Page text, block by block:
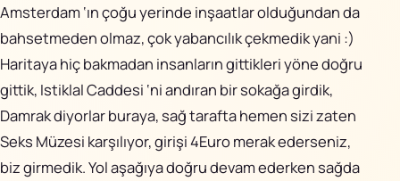
Amsterdam ‘ın çoğu yerinde inşaatlar olduğundan da
bahsetmeden olmaz, çok yabancılık çekmedik yani :)
Haritaya hiç bakmadan insanların gittikleri yöne doğru
gittik, Istiklal Caddesi ‘ni andıran bir sokağa girdik,
Damrak diyorlar buraya, sağ tarafta hemen sizi zaten
Seks Müzesi karşılıyor, girişi 4Euro merak ederseniz,
biz girmedik. Yol aşağıya doğru devam ederken sağda